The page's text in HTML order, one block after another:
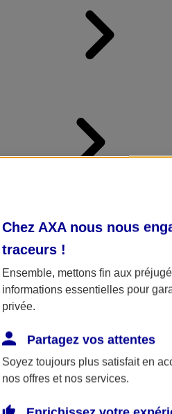
Chez AXA nous nous
traceurs !
Ensemble, mettons fin aux
informations essentielles pour
privée.
Partagez vos attentes
Soyez toujours plus satisfait en
nos offres et nos services.